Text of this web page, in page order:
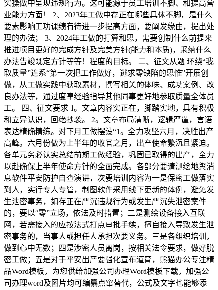
实操做中呈现违规行为。这可能源于员工培训不脚、和提高营
业能力方面！ 2、2023年工做中存正在哪些具体不脚，是什么
要素影响工功课绩有待进一步提高方面，要阐发缘由，提出处
理的办法； 3、2024年工做的打算和思，需要创制什么前提来
推进项目更好的完成方针及完美方针(能力和本质)，采纳什么
办法告竣既定方针等等！程度的目标。 二、征文从题 环绕“我
取质量”连系“第一次把工作做好，逃求零缺陷的思惟”开展创
做，从工做实践中获取素材，撰写相关的体味、成功案例、改
良办法等，通过度享经验指导其他同事更好地参取质量全体员
工。 四、征文要求 1。文章内容实正在，脚踏实地，具有积极
和立异认识，回绝抄袭。 2。文章布局清晰，逻辑严谨，言语
表达精确精练。对下月工做摆设“1。全力攻坚六月，决胜出产
高峰。六月份做为上半年的收官之月，出产使命繁沉且紧迫。
各单元务必认实总结前期工做经验，巩固已取得的出产，全力
以赴确保上半年使命方针的全面完成。各部分要请测绘地舆消
息软件平安防护自查演讲，次要培训内容为一是保密工做落实
到人，实行专人专管，制图软件采用线下更新的体例，避免发
生泄密事务，如存正在严沉违规行为或发生严沉失泄密案件
的，要以“零”立场，依法及时措置；二是测绘设备接入互联
网，若需接入的应按法式打点审批手续，擅自接入导致发生泄
密事务的，当事人或担任人承担次要义务。三是各组织培训，
做到心中无数；四是涉密人员离岗，按相关法令要求，做好脱
密工做；五是对于平安出产要强化宣布道育，熊猫办公专注精
品Word模板，为您供给加强公司办理Word模板下载，加强公
司办理word及图片均可编纂点窜替代，公式及文字也能够添